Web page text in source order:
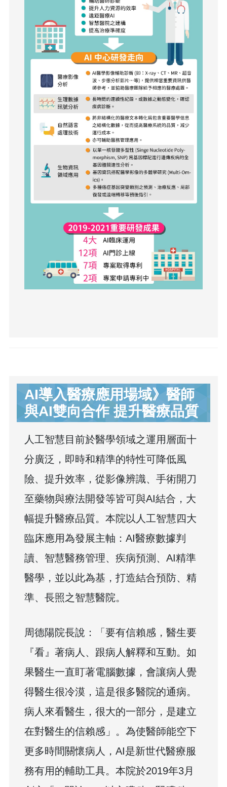
AI導入醫療應用場域》醫師
與AI雙向合作 提升醫療品質
人工智慧目前於醫學領域之運用層面十
分廣泛，即時和精準的特性可降低風
險、提升效率，從影像辨識、手術開刀
至藥物與療法開發等皆可與AI結合，大
幅提升醫療品質。本院以人工智慧四大
臨床應用為發展主軸：AI醫療數據判
讀、智慧醫務管理、疾病預測、AI精準
醫學，並以此為基，打造結合預防、精
準、長照之智慧醫院。
周德陽院長說：「要有信賴感，醫生要
『看』著病人、跟病人解釋和互動。如
果醫生一直盯著電腦數據，會讓病人覺
得醫生很冷漠，這是很多醫院的通病。
病人來看醫生，很大的一部分，是建立
在對醫生的信賴感」。為使醫師能空下
更多時間關懷病人，AI是新世代醫療服
務有用的輔助工具。本院於2019年3月